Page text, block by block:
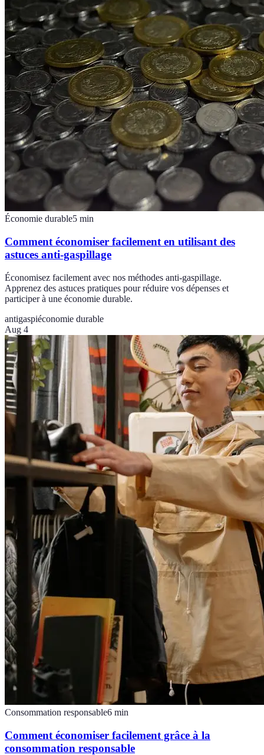
Économie durable5 min
Comment économiser facilement en utilisant des
astuces anti-gaspillage
Économisez facilement avec nos méthodes anti-gaspillage.
Apprenez des astuces pratiques pour réduire vos dépenses et
participer à une économie durable.
antigaspiéconomie durable
Aug 4
Consommation responsable6 min
Comment économiser facilement grâce à la
consommation responsable